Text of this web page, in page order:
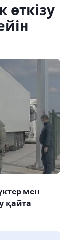
өткізу
мен
қайта